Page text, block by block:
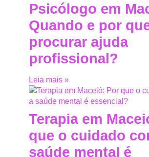
Psicólogo em
Quando e por
procurar ajuda
profissional?
Leia mais »
Terapia em
que o cuidado
saúde mental é